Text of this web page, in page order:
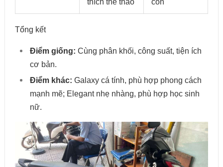
Tổng kết
Điểm giống: Cùng phân khối, công suất, tiện ích
cơ bản.
Điểm khác: Galaxy cá tính, phù hợp phong cách
mạnh mẽ; Elegant nhẹ nhàng, phù hợp học sinh
nữ.